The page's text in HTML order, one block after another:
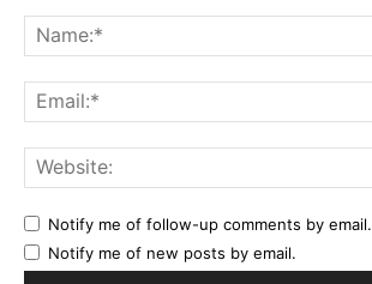
Notify me of follow-up comments by email.
Notify me of new posts by email.